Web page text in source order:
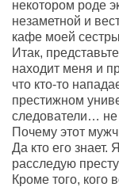
некотором роде
незаметной и
кафе моей
Итак,
находит меня и
что кто-то
престижном
следователи… не
Почему этот
Да кто его
расследую
Кроме того, кого